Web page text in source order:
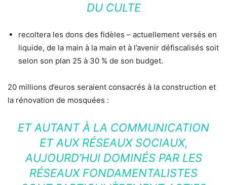
DU CULTE
recoltera les dons des fidèles – actuellement versés en
liquide, de la main à la main et à l’avenir défiscalisés soit
selon son plan 25 à 30 % de son budget.
20 millions d’euros seraient consacrés à la construction et
la rénovation de mosquées :
ET AUTANT À LA COMMUNICATION
ET AUX RÉSEAUX SOCIAUX,
AUJOURD’HUI DOMINÉS PAR LES
RÉSEAUX FONDAMENTALISTES